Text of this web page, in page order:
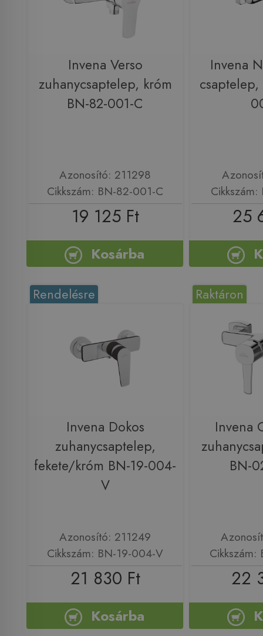
Invena Verso
zuhanycsaptelep, króm
BN-82-001-C
Azonosító: 211298
Cikkszám: BN-82-001-C
19 125 Ft
Kosárba
Invena
25
Rendelésre
Invena Dokos
zuhanycsaptelep,
fekete/króm BN-19-004-
V
Azonosító: 211249
Cikkszám: BN-19-004-V
21 830 Ft
Kosárba
Raktáron
Invena
BN-
22